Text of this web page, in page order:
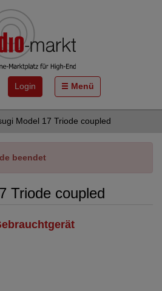
Login Menü
Model 17 Triode coupled
beendet
Triode coupled